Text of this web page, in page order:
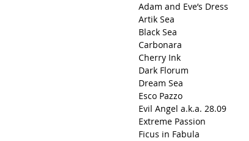
Adam and Eve’s Dress
Artik Sea
Black Sea
Carbonara
Cherry Ink
Dark Florum
Dream Sea
Esco Pazzo
Evil Angel a.k.a. 28.09
Extreme Passion
Ficus in Fabula